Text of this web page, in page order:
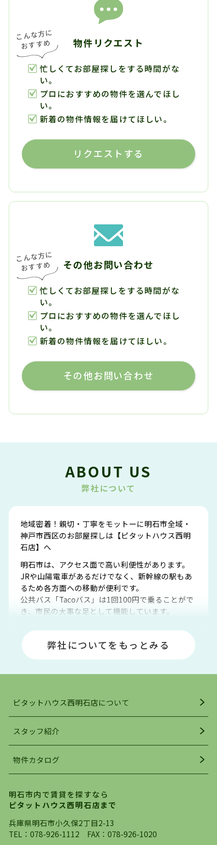
物件リクエスト
忙しくてお部屋探しをする時間がな
い。
プロにおすすめの物件を選んでほし
い。
新着の物件情報を届けてほしい。
リクエストする
その他お問い合わせ
忙しくてお部屋探しをする時間がな
い。
プロにおすすめの物件を選んでほし
い。
新着の物件情報を届けてほしい。
その他お問い合わせ
ABOUT US
弊社について
地域密着！親切・丁寧をモットーに明石市全域・
神戸市西区のお部屋探しは【ピタットハウス西明
石店】へ
明石市は、アクセス面で高い利便性があります。
JRや山陽電車があるだけでなく、新幹線の駅もあ
るため各方面への移動が便利です。
公共バス「Tacoバス」は1回100円で乗ることがで
き、市民の大事な足として機能しています。
場や釣りスポットが多くあります。JR「大久保
駅」周辺には、ビブレ・イオンをはじめとした買
い物施設も多くあり、買い物にも困りません。
明石駅・西明石駅を中心に、明石市・神戸市西区
でお部屋探している方は、ぜひ当ＨＰにて物件を
お探しになってください。弊社は、スタッフの平
を行っており地域最大級の情報取扱量を誇ってお
ります。店頭で限られた物件をご紹介する、従来
自身でインターネットを利用し、理想のお部屋を
探していただき、選択していただいた物件情報に
対して、専門知識を持ったスタッフがサポートさ
せていただくスタイルを心がけております。私た
弊社についてをもっとみる
ピタットハウス西明石店について
スタッフ紹介
物件カタログ
明石市内で賃貸を探すなら
ピタットハウス西明石店まで
兵庫県明石市小久保2丁目2-13
TEL： 078-926-1112 FAX：078-926-1020